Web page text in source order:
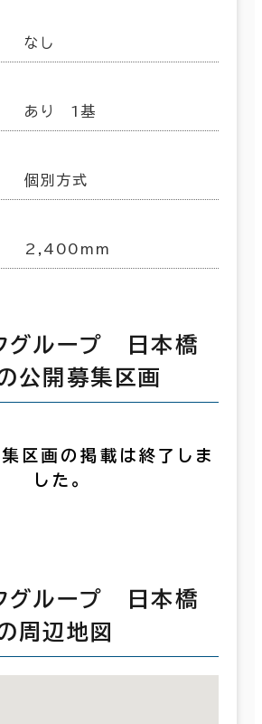
なし
あり 1基
個別方式
2,400mm
グループ 日本橋
公開募集区画
区画の掲載は終了しま
した。
グループ 日本橋
周辺地図